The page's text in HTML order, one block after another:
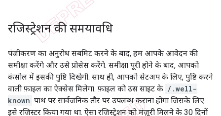
रजिस्ट्रेशन की समयावधि
पंजीकरण का अनुरोध सबमिट करने के बाद, हम आपके आवेदन की
समीक्षा करेंगे और उसे प्रोसेस करेंगे. समीक्षा पूरी होने के बाद, आपको
कंसोल में इसकी पुष्टि दिखेगी. साथ ही, आपको सेटअप के लिए, पुष्टि करने
वाली फ़ाइल का ऐक्सेस मिलेगा. फ़ाइल को उस साइट के /.well-
known पाथ पर सार्वजनिक तौर पर उपलब्ध कराना होगा जिसके लिए
इसे रजिस्टर किया गया था. ऐसा रजिस्ट्रेशन को मंज़ूरी मिलने के 30 दिनों